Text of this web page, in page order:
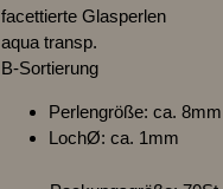
facettierte Glasperlen
aqua transp.
B-Sortierung
Perlengröße: ca. 8mm
LochØ: ca. 1mm